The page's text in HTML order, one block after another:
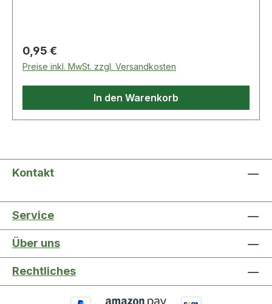
rund · Anzahl Keile: 1 St. / 2 St.
Regulärer Preis:
0,95 €
Preise inkl. MwSt. zzgl. Versandkosten
In den Warenkorb
Kontakt
Service
Über uns
Rechtliches